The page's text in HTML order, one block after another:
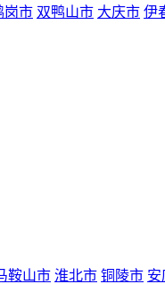
岗市 双鸭山市 大庆市 伊
鞍山市 淮北市 铜陵市 安